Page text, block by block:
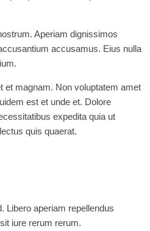
Aperiam dignissimos
accusamus. Eius nulla
et magnam. Non voluptatem amet
est et unde et. Dolore
expedita quia ut
quis quaerat.
Libero aperiam repellendus
iure rerum rerum.